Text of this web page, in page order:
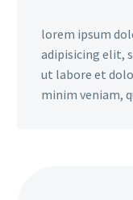
lorem ipsum
adipisicing elit,
ut labore et
minim veniam,